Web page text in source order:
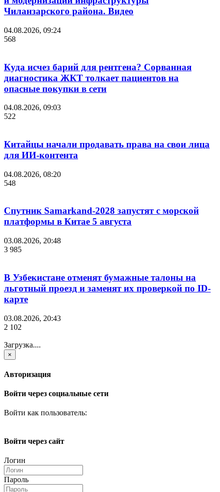
Чиланзарского района. Видео
04.08.2026, 09:24
568
Куда исчез барий для рентгена? Сорванная
диагностика ЖКТ толкает пациентов на
опасные покупки в сети
04.08.2026, 09:03
522
Китайцы начали продавать права на свои лица
для ИИ-контента
04.08.2026, 08:20
548
Спутник Samarkand-2028 запустят с морской
платформы в Китае 5 августа
03.08.2026, 20:48
3 985
В Узбекистане отменят бумажные талоны на
льготный проезд и заменят их проверкой по ID-
карте
03.08.2026, 20:43
2 102
Загрузка....
×
Авторизация
Войти через социальные сети
Войти как пользователь:
Войти через сайт
Логин
Пароль